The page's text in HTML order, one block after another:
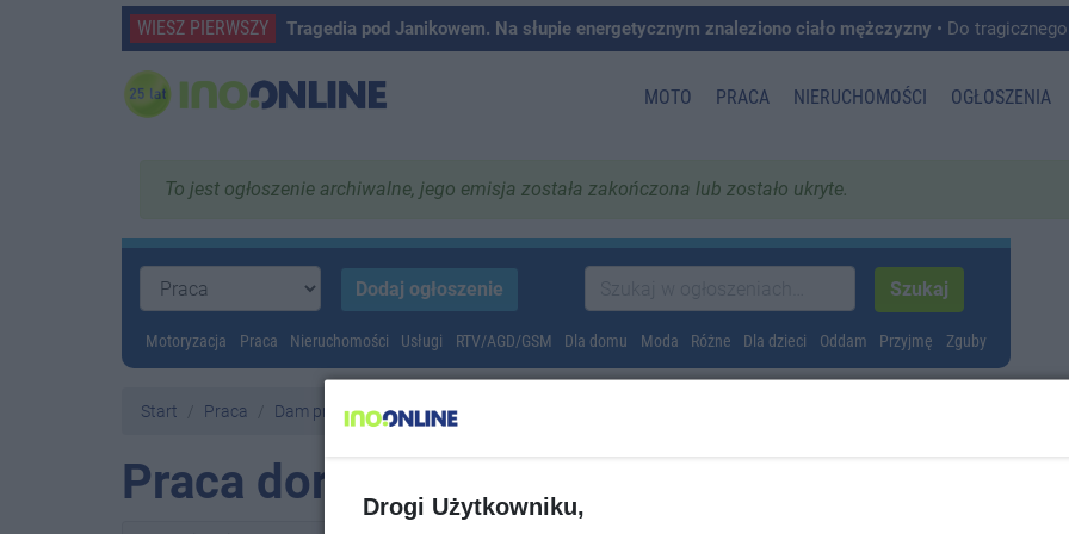
WIESZ PIERWSZY Tragedia pod Janikowem. Na słupie energetycznym znaleziono ciało mężczyzny • Do tragicznego zdarzenia doszło
MOTO PRACA NIERUCHOMOŚCI OGŁOSZENIA
To jest ogłoszenie archiwalne, jego emisja została zakończona lub zostało ukryte.
Motoryzacja Praca Nieruchomości Usługi RTV/AGD/GSM Dla domu Moda Różne Dla dzieci Oddam Przyjmę Zguby
Start Praca Dam pracę
Praca dorywczaDrogi Użytkowniku,